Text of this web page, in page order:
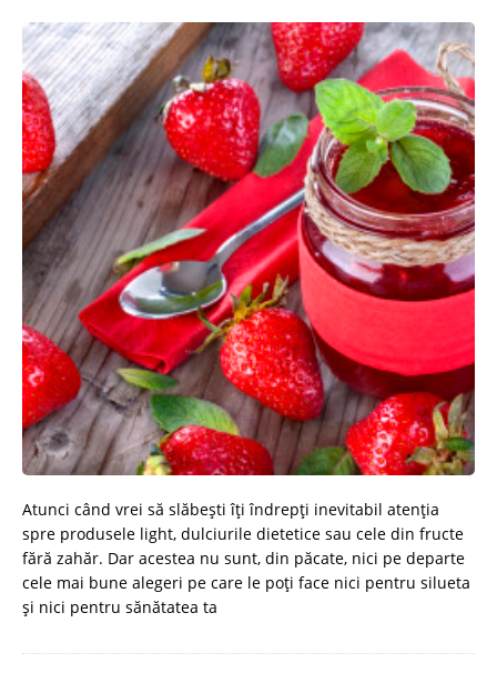
Atunci când vrei să slăbești îți îndrepți inevitabil atenția
spre produsele light, dulciurile dietetice sau cele din fructe
fără zahăr. Dar acestea nu sunt, din păcate, nici pe departe
cele mai bune alegeri pe care le poţi face nici pentru silueta
şi nici pentru sănătatea ta